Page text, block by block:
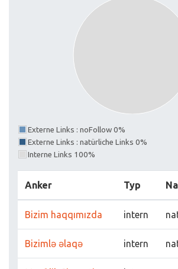
Externe Links : noFollow 0%
Externe Links : natürliche Links 0%
Interne Links 100%
Anker Typ
Bizim haqqımızda intern
Bizimlə əlaqə intern